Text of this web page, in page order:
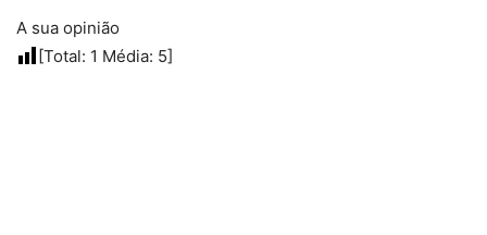
A sua opinião
[Total: 1 Média: 5]